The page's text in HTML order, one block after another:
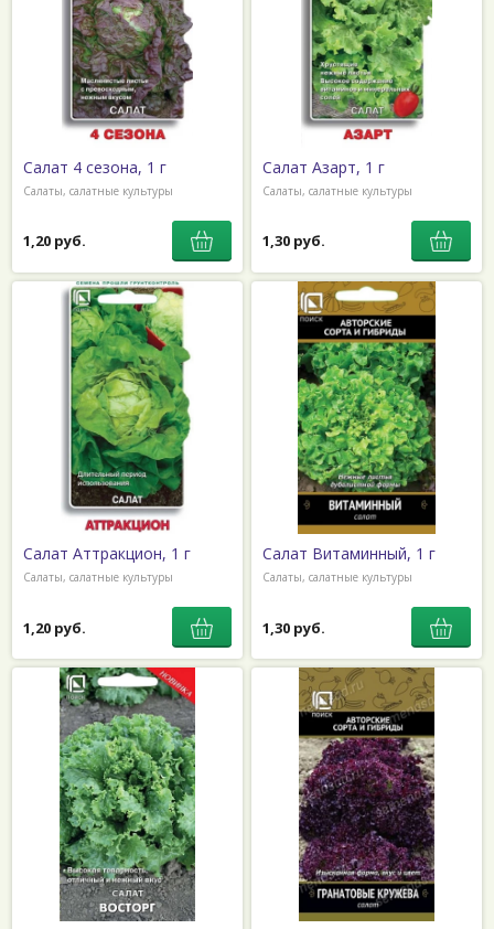
Салат 4 сезона, 1 г
Салаты, салатные культуры
1,20 руб.
Салат Азарт, 1 г
Салаты, салатные культуры
1,30 руб.
Салат Аттракцион, 1 г
Салаты, салатные культуры
1,20 руб.
Салат Витаминный, 1 г
Салаты, салатные культуры
1,30 руб.